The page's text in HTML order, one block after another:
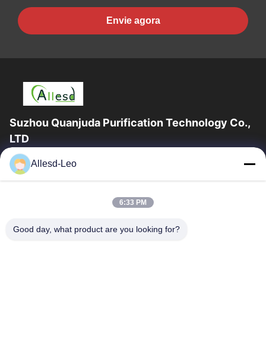
Envie agora
Suzhou Quanjuda Purification Technology Co.,
LTD
a experiência 16years, como um fabricante e um exportador
principais de ESD & produtos da sala de limpeza, nós
Casa
Produtos
Allesd-Leo
6:33 PM
Good day, what product are you looking for?